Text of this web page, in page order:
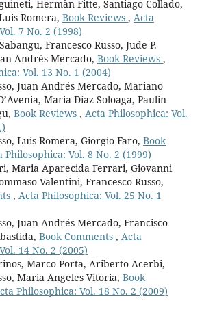
Hermàn Fitte, Santiago Collado,
Romera, Book Reviews , Acta
7 No. 2 (1998)
Francesco Russo, Jude P.
Andrés Mercado, Book Reviews ,
Vol. 13 No. 1 (2004)
Juan Andrés Mercado, Mariano
Maria Díaz Soloaga, Paulin
Book Reviews , Acta Philosophica: Vol.
Luis Romera, Giorgio Faro, Book
Philosophica: Vol. 8 No. 2 (1999)
Maria Aparecida Ferrari, Giovanni
Valentini, Francesco Russo,
, Acta Philosophica: Vol. 25 No. 1
Juan Andrés Mercado, Francisco
Book Comments , Acta
14 No. 2 (2005)
Marco Porta, Ariberto Acerbi,
Maria Angeles Vitoria, Book
Philosophica: Vol. 18 No. 2 (2009)